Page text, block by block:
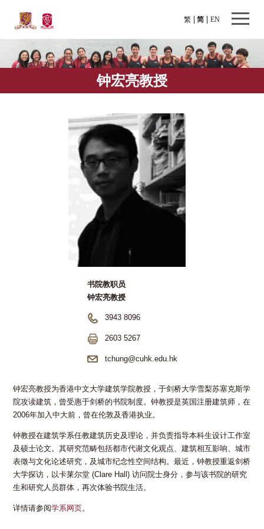
繁 EN
简
钟宏亮教授
书院教职员
钟宏亮教授
3943 8096
2603 5267
tchung@cuhk.edu.hk
钟宏亮教授为香港中文大学建筑学院教授，于剑桥大学雪梨苏塞克斯学
院攻读建筑，曾受惠于剑桥的书院制度。钟教授是英国注册建筑师，在
2006年加入中大前，曾在伦敦及香港执业。
钟教授在建筑学系任教建筑历史及理论，并负责指导本科生设计工作室
及硕士论文。其研究范畴包括都市代谢文化观点、建筑相互影响、城市
表徵与文化论述研究，及城市纪念性空间结构。最近，钟教授重返剑桥
大学探访，以卡莱尔堂 (Clare Hall) 访问院士身分，参与该书院的研究
生和研究人员群体，再次体验书院生活。
详情请参阅学系网页。